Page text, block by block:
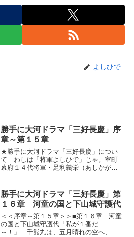
よしひで
勝手に大河ドラマ「三好長慶」序
章～第１５章
★勝手に大河ドラマ「三好長慶」につい
て わしは「将軍よしひで」じゃ。室町
幕府１４代将軍・足利義栄（あしかが
く阿波（現在の徳島県）出身の、三好長
慶（みよし ながよし）と...
勝手に大河ドラマ「三好長慶」第
１６章 河童の国と下山城守護代
＜＜序章～第１５章＞＞■第１６章 河童
の国と下山城守護代「私が１番だ
～！」 千熊丸は、五月晴れの空へ、拳